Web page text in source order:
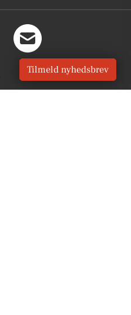
Tilmeld nyhedsbrev